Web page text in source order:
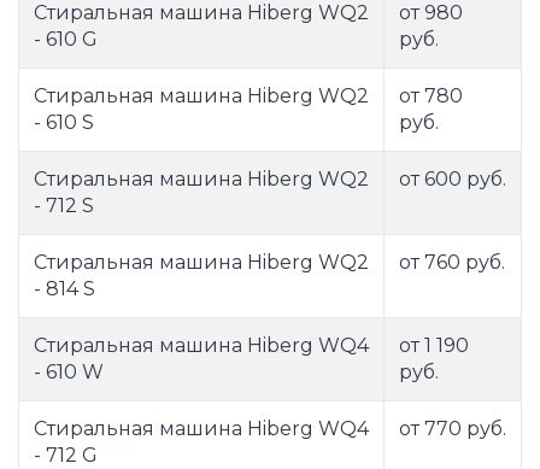
Стиральная машина Hiberg WQ2
- 610 G
от 980
руб.
Стиральная машина Hiberg WQ2
- 610 S
от 780
руб.
Стиральная машина Hiberg WQ2
- 712 S
от 600 руб.
Стиральная машина Hiberg WQ2
- 814 S
от 760 руб.
Стиральная машина Hiberg WQ4
- 610 W
от 1 190
руб.
Стиральная машина Hiberg WQ4
- 712 G
от 770 руб.